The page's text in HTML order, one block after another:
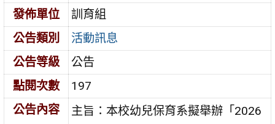
發佈單位
訓育組
公告類別
活動訊息
公告等級
公告
點閱次數
197
公告內容
主旨：本校幼兒保育系擬舉辦「2026